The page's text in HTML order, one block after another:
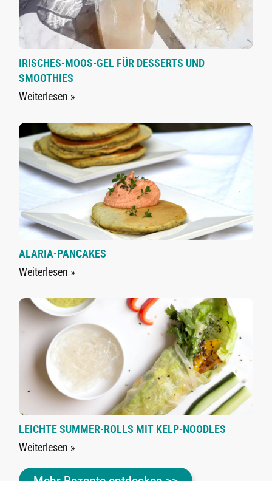
IRISCHES-MOOS-GEL FÜR DESSERTS UND
SMOOTHIES
Weiterlesen »
ALARIA-PANCAKES
Weiterlesen »
LEICHTE SUMMER-ROLLS MIT KELP-NOODLES
Weiterlesen »